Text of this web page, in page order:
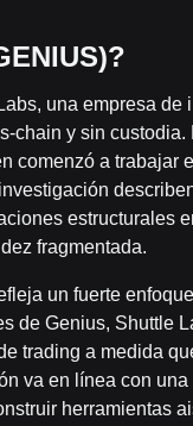
una empresa
chain y sin
comenzó a trabajar
estructurales
fragmentada.
un fuerte
de Genius, Shuttle
trading a medida
va en línea con
herramientas